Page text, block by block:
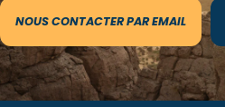
NOUS CONTACTER PAR EMAIL